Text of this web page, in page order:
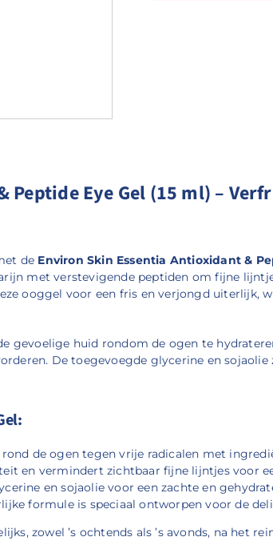
Eye Gel (15 ml) –
de Environ Skin Essentia Antioxidant &
met verstevigende peptiden om fijne
ooggel voor een fris en verjongd uiterlijk,
gevoelige huid rondom de ogen te
De toegevoegde glycerine en
de ogen tegen vrije radicalen met
en vermindert zichtbaar fijne lijntjes voor
en sojaolie voor een zachte en
formule is speciaal ontworpen voor de
zowel ’s ochtends als ’s avonds, na het